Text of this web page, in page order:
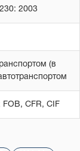
2003
(в
FOB, CFR, CIF